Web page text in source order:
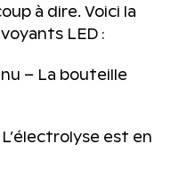
à dire. Voici la
LED :
– La bouteille
est en